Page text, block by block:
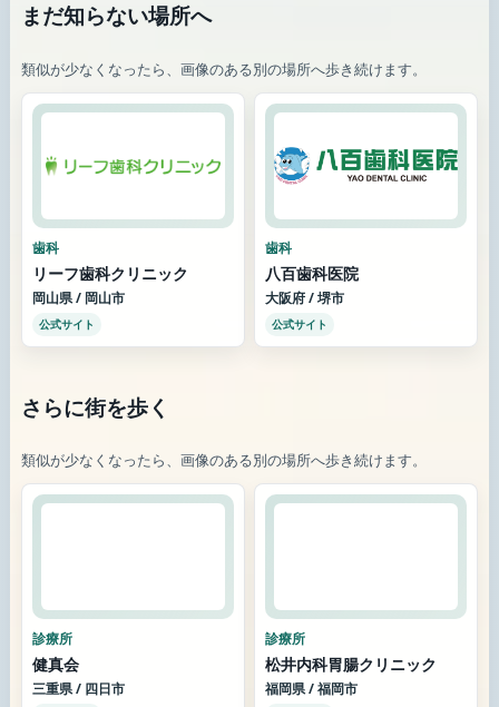
まだ知らない場所へ
類似が少なくなったら、画像のある別の場所へ歩き続けます。
歯科
リーフ歯科クリニック
岡山県 / 岡山市
公式サイト
歯科
八百歯科医院
大阪府 / 堺市
公式サイト
さらに街を歩く
類似が少なくなったら、画像のある別の場所へ歩き続けます。
診療所
健真会
三重県 / 四日市
診療所
松井内科胃腸クリニック
福岡県 / 福岡市